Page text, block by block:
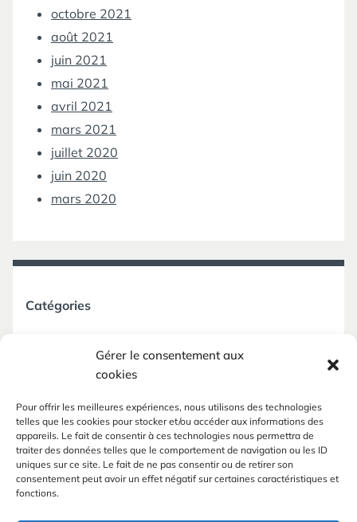
Gérer le consentement aux
cookies
Pour offrir les meilleures expériences, nous utilisons des technologies
telles que les cookies pour stocker et/ou accéder aux informations des
appareils. Le fait de consentir à ces technologies nous permettra de
traiter des données telles que le comportement de navigation ou les ID
uniques sur ce site. Le fait de ne pas consentir ou de retirer son
consentement peut avoir un effet négatif sur certaines caractéristiques et
fonctions.
octobre 2021
août 2021
juin 2021
mai 2021
avril 2021
mars 2021
juillet 2020
juin 2020
mars 2020
Catégories
Méta
Connexion